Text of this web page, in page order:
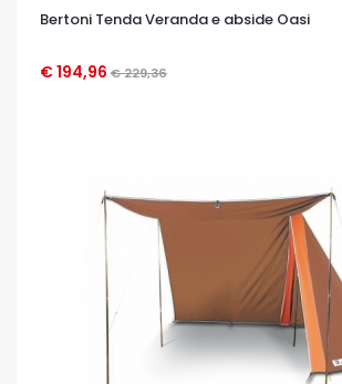
Bertoni Tenda Veranda e abside Oasi
€ 194,96 € 229,36
OCCHIATA VELOCE